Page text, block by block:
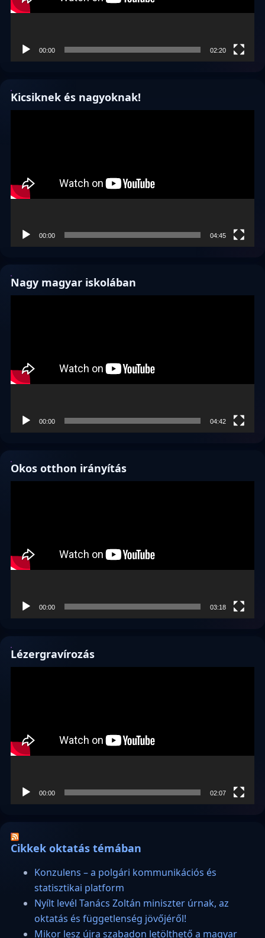
00:00 02:20
Kicsiknek és nagyoknak!
00:00 04:45
Nagy magyar iskolában
00:00 04:42
Okos otthon irányítás
00:00 03:18
Lézergravírozás
00:00 02:07
Cikkek oktatás témában
Konzulens – a polgári kommunikációs és
statisztikai platform
Nyílt levél Tanács Zoltán miniszter úrnak, az
oktatás és függetlenség jövőjéről!
Mikor lesz újra szabadon letölthető a magyar